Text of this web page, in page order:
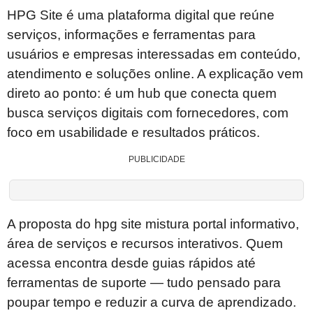
HPG Site é uma plataforma digital que reúne
serviços, informações e ferramentas para
usuários e empresas interessadas em conteúdo,
atendimento e soluções online. A explicação vem
direto ao ponto: é um hub que conecta quem
busca serviços digitais com fornecedores, com
foco em usabilidade e resultados práticos.
PUBLICIDADE
A proposta do hpg site mistura portal informativo,
área de serviços e recursos interativos. Quem
acessa encontra desde guias rápidos até
ferramentas de suporte — tudo pensado para
poupar tempo e reduzir a curva de aprendizado.